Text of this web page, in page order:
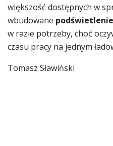
większość dostępnych w
wbudowane podświetlenie
w razie potrzeby, choć
czasu pracy na jednym
Tomasz Sławiński